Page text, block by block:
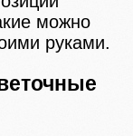
можно
руками.